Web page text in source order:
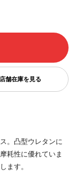
。凸型ウレタンに
耗性に優れていま
ます。